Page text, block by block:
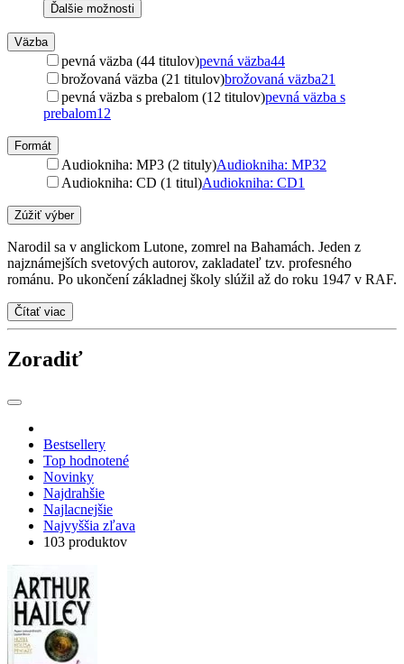
Ďalšie možnosti
Väzba
pevná väzba (44 titulov)pevná väzba44
brožovaná väzba (21 titulov)brožovaná väzba21
pevná väzba s prebalom (12 titulov)pevná väzba s
prebalom12
Formát
Audiokniha: MP3 (2 tituly)Audiokniha: MP32
Audiokniha: CD (1 titul)Audiokniha: CD1
Zúžiť výber
Narodil sa v anglickom Lutone, zomrel na Bahamách. Jeden z
najznámejších svetových autorov, zakladateľ tzv. profesného
románu. Po ukončení základnej školy slúžil až do roku 1947 v RAF.
Čítať viac
Zoradiť
Bestsellery
Top hodnotené
Novinky
Najdrahšie
Najlacnejšie
Najvyššia zľava
103 produktov